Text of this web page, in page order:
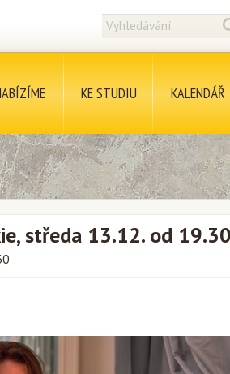
KE STUDIU KALENDÁŘ
středa 13.12. od 19.30